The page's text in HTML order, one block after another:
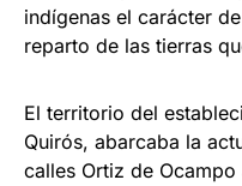
indígenas el carácter
reparto de las tierras
El territorio del
Quirós, abarcaba la
calles Ortiz de